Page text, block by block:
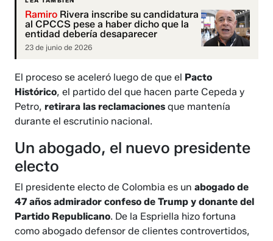
Ramiro Rivera inscribe su candidatura
al CPCCS pese a haber dicho que la
entidad debería desaparecer
23 de junio de 2026
El proceso se aceleró luego de que el Pacto
Histórico, el partido del que hacen parte Cepeda y
Petro, retirara las reclamaciones que mantenía
durante el escrutinio nacional.
Un abogado, el nuevo presidente
electo
El presidente electo de Colombia es unabogado de
47 años admirador confeso de Trump y donante del
Partido Republicano. De la Espriella hizo fortuna
como abogado defensor de clientes controvertidos,